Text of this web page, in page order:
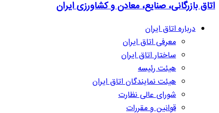
اتاق بازرگانی، صنایع، معادن و کشاورزی ایران
درباره اتاق ایران
معرفی اتاق ایران
ساختار اتاق ایران
هیئت رئیسه
هیئت نمایندگان اتاق ایران
شورای عالی نظارت
قوانین و مقررات